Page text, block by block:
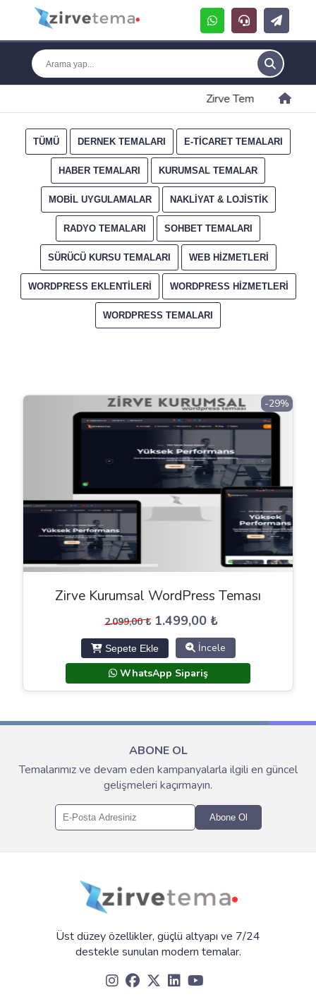
Zirve Tema Etiket:
TÜMÜ DERNEK TEMALARI E-TICARET TEMALARI
HABER TEMALARI KURUMSAL TEMALAR
MOBIL UYGULAMALAR NAKLIYAT & LOJISTIK
RADYO TEMALARI SOHBET TEMALARI
SÜRÜCÜ KURSU TEMALARI WEB HIZMETLERI
WORDPRESS EKLENTILERI WORDPRESS HIZMETLERI
WORDPRESS TEMALARI
-29%
Zirve Kurumsal WordPress Teması
2.099,00₺ Orijinal
fiyat:
2.099,00 ₺.
1.499,00 ₺Şu
andaki
fiyat:
1.499,00 ₺.
Sepete Ekle
İncele
WhatsApp Sipariş
ABONE OL
Temalarımız ve devam eden kampanyalarla ilgili en güncel
gelişmeleri kaçırmayın.
Abone Ol
Üst düzey özellikler, güçlü altyapı ve 7/24
destekle sunulan modern temalar.